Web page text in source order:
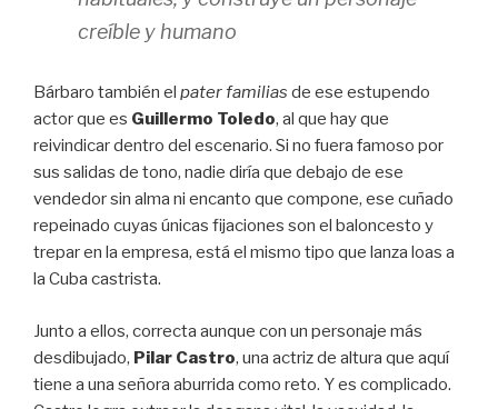
creíble y humano
Bárbaro también el pater familias de ese estupendo
actor que es Guillermo Toledo, al que hay que
reivindicar dentro del escenario. Si no fuera famoso por
sus salidas de tono, nadie diría que debajo de ese
vendedor sin alma ni encanto que compone, ese cuñado
repeinado cuyas únicas fijaciones son el baloncesto y
trepar en la empresa, está el mismo tipo que lanza loas a
la Cuba castrista.
Junto a ellos, correcta aunque con un personaje más
desdibujado, Pilar Castro, una actriz de altura que aquí
tiene a una señora aburrida como reto. Y es complicado.